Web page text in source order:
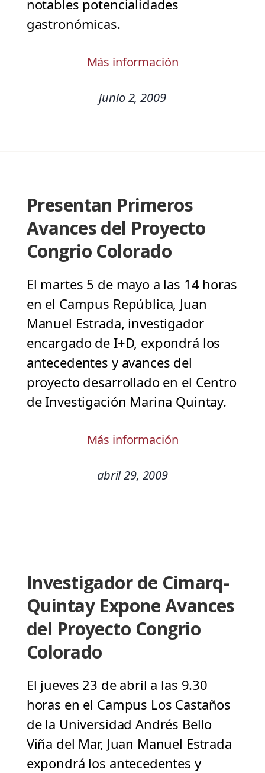
notables potencialidades
gastronómicas.
Más información
junio 2, 2009
Presentan Primeros
Avances del Proyecto
Congrio Colorado
El martes 5 de mayo a las 14 horas
en el Campus República, Juan
Manuel Estrada, investigador
encargado de I+D, expondrá los
antecedentes y avances del
proyecto desarrollado en el Centro
de Investigación Marina Quintay.
Más información
abril 29, 2009
Investigador de Cimarq-
Quintay Expone Avances
del Proyecto Congrio
Colorado
El jueves 23 de abril a las 9.30
horas en el Campus Los Castaños
de la Universidad Andrés Bello
Viña del Mar, Juan Manuel Estrada
expondrá los antecedentes y